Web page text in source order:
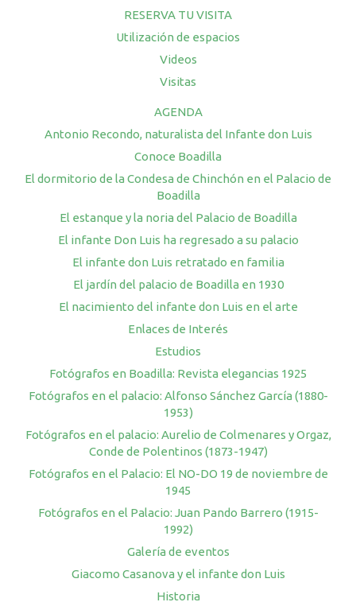
RESERVA TU VISITA
Utilización de espacios
Videos
Visitas
AGENDA
Antonio Recondo, naturalista del Infante don Luis
Conoce Boadilla
El dormitorio de la Condesa de Chinchón en el Palacio de
Boadilla
El estanque y la noria del Palacio de Boadilla
El infante Don Luis ha regresado a su palacio
El infante don Luis retratado en familia
El jardín del palacio de Boadilla en 1930
El nacimiento del infante don Luis en el arte
Enlaces de Interés
Estudios
Fotógrafos en Boadilla: Revista elegancias 1925
Fotógrafos en el palacio: Alfonso Sánchez García (1880-
1953)
Fotógrafos en el palacio: Aurelio de Colmenares y Orgaz,
Conde de Polentinos (1873-1947)
Fotógrafos en el Palacio: El NO-DO 19 de noviembre de
1945
Fotógrafos en el Palacio: Juan Pando Barrero (1915-
1992)
Galería de eventos
Giacomo Casanova y el infante don Luis
Historia